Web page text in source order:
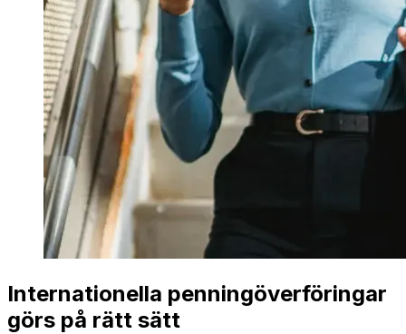
Internationella penningöverföringar
görs på rätt sätt